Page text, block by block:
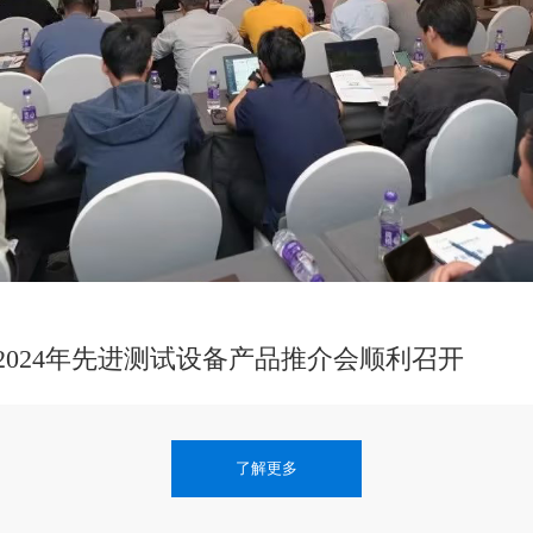
年先进测试设备产品推介会顺利召开
了解更多